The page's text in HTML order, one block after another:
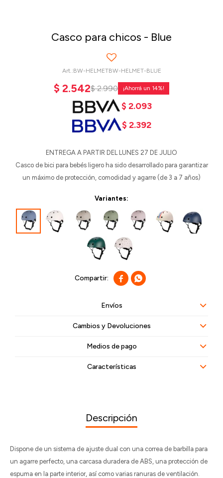
Casco para chicos - Blue
BW-HELMETBW-HELMET-BLUE
$ 2.542$ 2.990 14
$ 2.093
$ 2.392
ENTREGA A PARTIR DEL LUNES 27 DE JULIO
Casco de bici para bebés ligero ha sido desarrollado para garantizar
un máximo de protección, comodidad y agarre (de 3 a 7 años)
Variantes:
 
Envíos
Cambios y Devoluciones
Medios de pago
Características
Descripción
Dispone de un sistema de ajuste dual con una correa de barbilla para
un agarre perfecto, una carcasa duradera de ABS, una protección de
espuma en la parte interior, así como varias ranuras de ventilación.